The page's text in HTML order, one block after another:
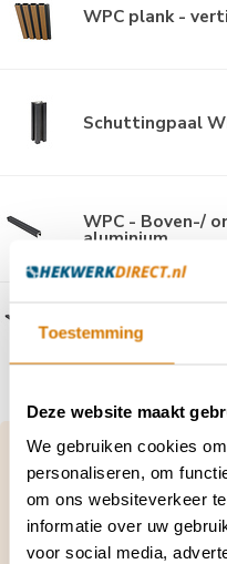
Toestemming
Deze website maakt
We gebruiken cookies
personaliseren, om
om ons websiteverkeer
informatie over uw
voor social media,
WPC plank -
Schuttingpaal
WPC - Boven-/
aluminium
Aluminium paal
Vragen over
bestelling?
Neem contact
4087.
Wij zijn